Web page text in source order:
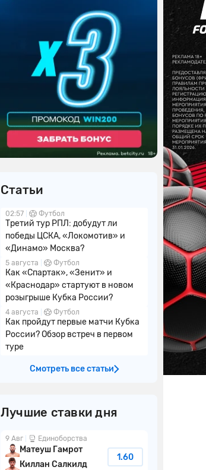
Статьи
02:57 Футбол
Третий тур РПЛ: добудут ли
победы ЦСКА, «Локомотив» и
«Динамо» Москва?
5 августа Футбол
Как «Спартак», «Зенит» и
«Краснодар» стартуют в новом
розыгрыше Кубка России?
4 августа Футбол
Как пройдут первые матчи Кубка
России? Обзор встреч в первом
туре
Смотреть все статьи
Лучшие ставки дня
9 Авг Единоборства
Матеуш Гамрот
Киллан Салкилд
1.60